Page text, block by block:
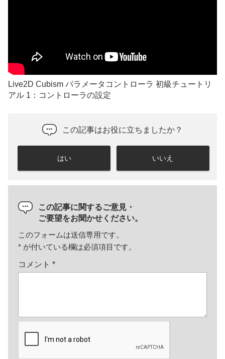
Live2D Cubism パラメータコントローラ 初級チュートリ
アル 1：コントローラの設定
この記事はお役に立ちましたか？
はい いいえ
この記事に関するご意見・
ご要望をお聞かせください。
このフォームは送信専用です。
* が付いている欄は必須項目です。
コメント *